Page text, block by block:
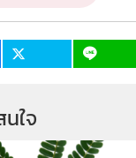
ใจ